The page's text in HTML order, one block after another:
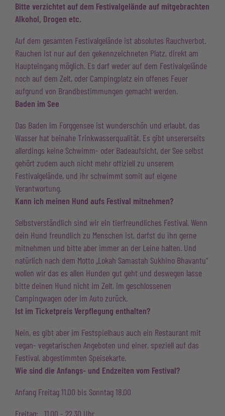
Bitte verzichtet auf dem Festivalgelände auf mitgebrachten
Alkohol, Drogen etc.
Auf dem gesamten Festivalgelände ist absolutes Rauchverbot.
Rauchen ist nur auf den gekennzeichneten Platz, direkt am
Haupteingang möglich. Es darf weder auf dem Festivalgelände
noch auf dem Zelt, oder Campingplatz ein offenes Feuer
aufgrund von Brandbestimmungen gemacht werden.
Baden im See
Das Baden im Forggensee ist wunderschön und erlaubt, das
Wasser hat beinahe Trinkwasserqualität. Es gibt unsererseits
allerdings keine Schwimm- oder Badeaufsicht, der See selbst
gehört zudem auch nicht mehr offiziell zu unserem
Festivalgelände, und ihr schwimmt somit auf eigene
Verantwortung.
Kann ich meinen Hund aufs Festival mitnehmen?
Selbstverständlich sind wir ein tierfreundliches Festival. Wenn
dein Hund freundlich zu Menschen ist, darfst du ihn gerne
mitnehmen und bitte aber immer an der Leine halten. Und
natürlich nach dem Motto „Lokah Samastah Sukhino Bhavantu“
wollen wir das es allen Hunden gut geht und deswegen lasse
bitte deinen Hund nicht im Zelt, im geschlossenen
Campingwagen oder im Auto zurück.
Ist im Ticketpreis Verpflegung enthalten?
Nein, es gibt aber im Festspielhaus auch ein Restaurant mit
vegan- vegetarischen Angeboten und einer, speziell auf das
Festival, abgestimmten Speisekarte.
Wie sind die Anfangs- und Endzeiten vom Festival?
Anfang Freitag 11.00 bis Sonntag 18.00
Freitag: 11.00 - 22.30 Uhr